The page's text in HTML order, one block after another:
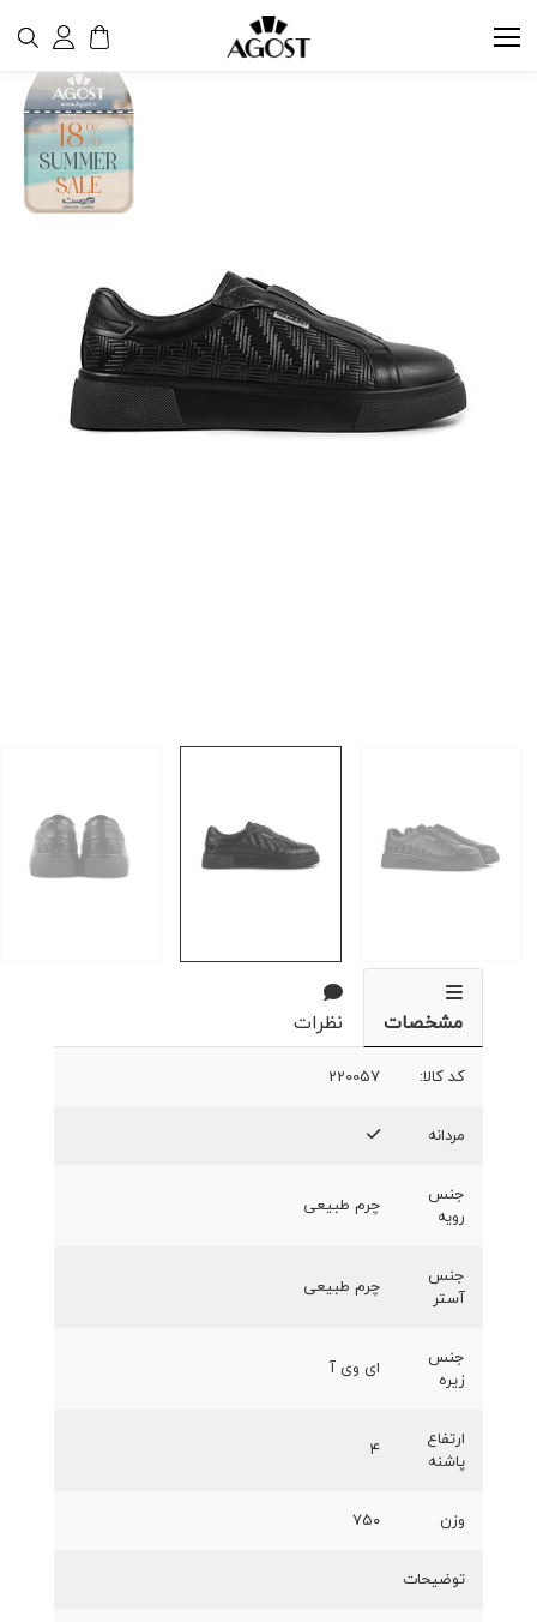
مشخصات نظرات
کد کالا: 220057
مردانه
جنس
رویه
چرم طبیعی
جنس
آستر
چرم طبیعی
جنس
زیره
ای وی آ
ارتفاع
پاشنه
۴
وزن ۷۵۰
توضیحات